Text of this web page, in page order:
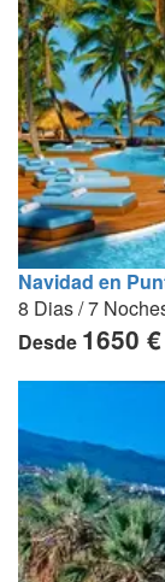
Navidad en
8 Dias / 7
Desde 1650 €